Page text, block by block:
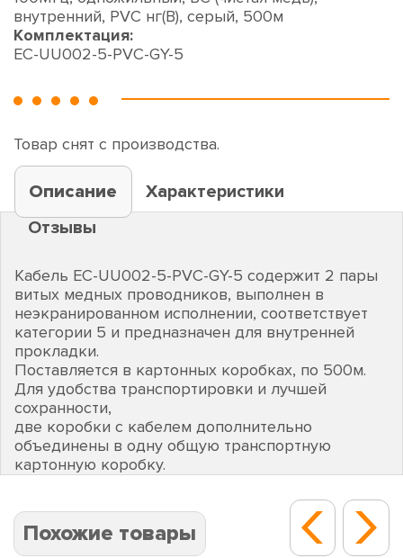
внутренний, PVC нг(B), серый, 500м
Комплектация:
EC-UU002-5-PVC-GY-5
Товар снят с производства.
Описание
Характеристики
Отзывы
Кабель EC-UU002-5-PVC-GY-5 содержит 2 пары
витых медных проводников, выполнен в
неэкранированном исполнении, соответствует
категории 5 и предназначен для внутренней
прокладки.
Поставляется в картонных коробках, по 500м.
Для удобства транспортировки и лучшей
сохранности,
две коробки с кабелем дополнительно
объединены в одну общую транспортную
картонную коробку.
Похожие товары